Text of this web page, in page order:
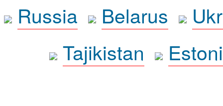
Russia
Belarus
Tajikistan